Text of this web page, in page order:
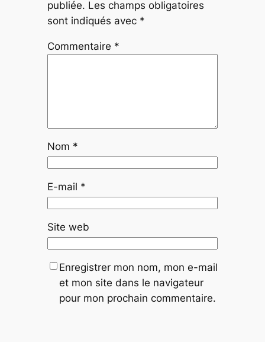
publiée. Les champs obligatoires
sont indiqués avec *
Commentaire *
Nom *
E-mail *
Site web
Enregistrer mon nom, mon e-mail
et mon site dans le navigateur
pour mon prochain commentaire.